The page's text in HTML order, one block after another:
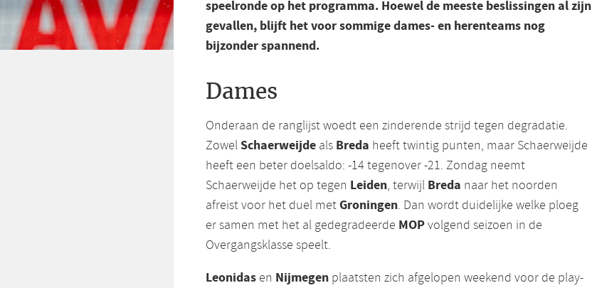
speelronde op het programma. Hoewel de meeste beslissingen al zijn
gevallen, blijft het voor sommige dames- en herenteams nog
bijzonder spannend.
Dames
Onderaan de ranglijst woedt een zinderende strijd tegen degradatie.
ZowelSchaerweijde als Breda heeft twintig punten, maar Schaerweijde
heeft een beter doelsaldo: -14 tegenover -21. Zondag neemt
Schaerweijde het op tegen Leiden, terwijl Breda naar het noorden
afreist voor het duel metGroningen. Dan wordt duidelijke welke ploeg
er samen met het al gedegradeerde MOPvolgend seizoen in de
Overgangsklasse speelt.
Leonidas en Nijmegen plaatsten zich afgelopen weekend voor de play-